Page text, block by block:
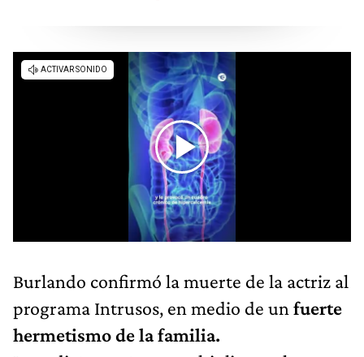
Burlando confirmó la muerte de la actriz al
programa Intrusos, en medio de un fuerte
hermetismo de la familia.